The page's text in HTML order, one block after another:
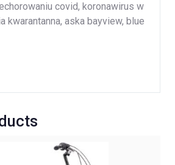
covid, koronawirus w
kwarantanna, aska bayview, blue